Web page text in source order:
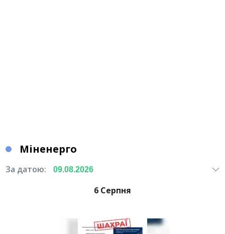
Міненерго
За датою:
6 Серпня